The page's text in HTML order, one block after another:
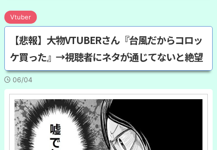
Vtuber
【悲報】大物VTUBERさん『台風だからコロッ
ケ買った』→視聴者にネタが通じてないと絶望
06/04